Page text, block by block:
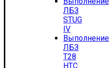
ЛБЗ
STUG
IV
Выполнение
ЛБЗ
T28
HTC